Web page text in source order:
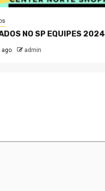
NO SP EQUIPES 2024
ago admin